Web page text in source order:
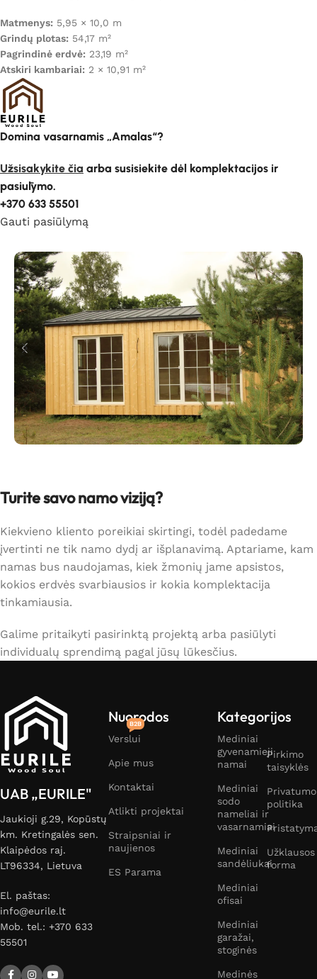
Matmenys: 5,95 × 10,0 m
Grindų plotas: 54,17 m²
Pagrindinė erdvė: 23,19 m²
Atskiri kambariai: 2 × 10,91 m²
Domina vasarnamis „Amalas“?
Užsisakykite čia arba susisiekite dėl komplektacijos ir
pasiūlymo.
+370 633 55501
Gauti pasiūlymą
Turite savo namo viziją?
Kiekvieno kliento poreikiai skirtingi, todėl padedame
įvertinti ne tik namo dydį ar išplanavimą. Aptariame, kam
namas bus naudojamas, kiek žmonių jame apsistos,
kokios erdvės svarbiausios ir kokia komplektacija
tinkamiausia.
Galime pritaikyti pasirinktą projektą arba pasiūlyti
individualų sprendimą pagal jūsų lūkesčius.
UAB „EURILE"
Jaukioji g.29, Kopūstų
km. Kretingalės sen.
Klaipėdos raj.
LT96334, Lietuva
El. paštas:
info@eurile.lt
Mob. tel.: +370 633
55501
Nuorodos
Verslui
B2B
Apie mus
Kontaktai
Atlikti projektai
Straipsniai ir
naujienos
ES Parama
Kategorijos
Mediniai
gyvenamieji
namai
Mediniai
sodo
nameliai ir
vasarnamiai
Mediniai
sandėliukai
Mediniai
ofisai
Mediniai
garažai,
stoginės
Medinės
Pirkimo
taisyklės
Privatumo
politika
Užklausos
forma